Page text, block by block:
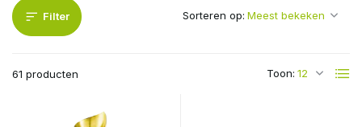
Filter
61 producten Toon:
Sorteren op: